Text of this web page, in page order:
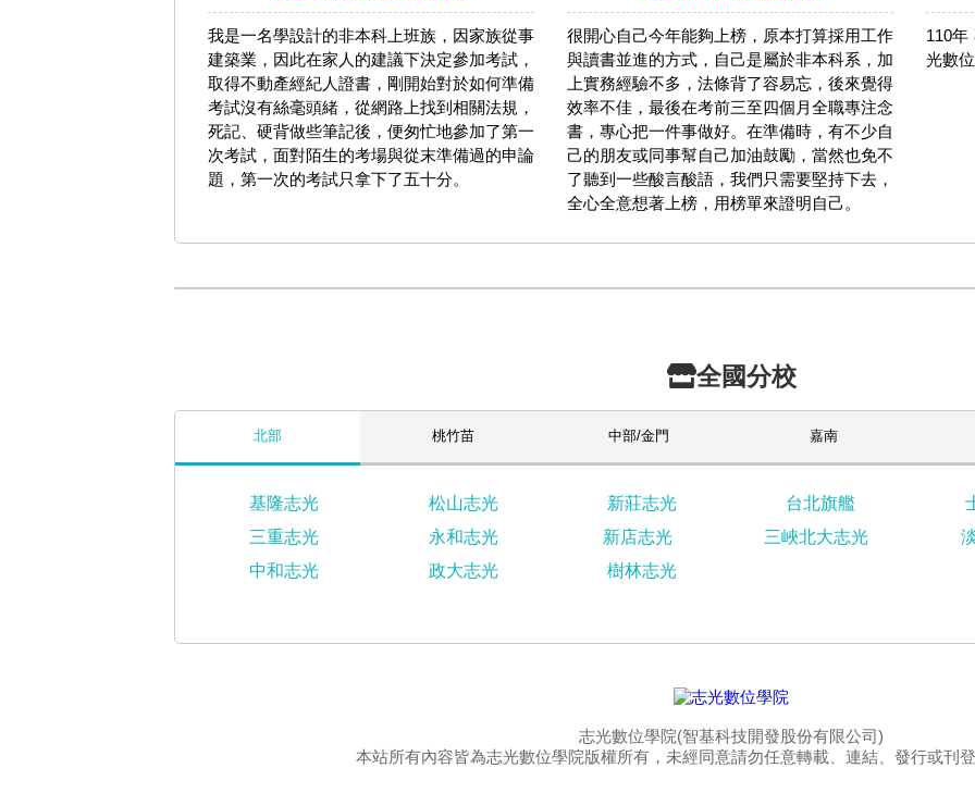
我是一名學設計的非本科上班族，因家族從事
建築業，因此在家人的建議下決定參加考試，
取得不動產經紀人證書，剛開始對於如何準備
考試沒有絲毫頭緒，從網路上找到相關法規，
死記、硬背做些筆記後，便匆忙地參加了第一
次考試，面對陌生的考場與從末準備過的申論
題，第一次的考試只拿下了五十分。
很開心自己今年能夠上榜，原本打算採用工作
與讀書並進的方式，自己是屬於非本科系，加
上實務經驗不多，法條背了容易忘，後來覺得
效率不佳，最後在考前三至四個月全職專注念
書，專心把一件事做好。在準備時，有不少自
己的朋友或同事幫自己加油鼓勵，當然也免不
了聽到一些酸言酸語，我們只需要堅持下去，
全心全意想著上榜，用榜單來證明自己。
110
光數
全國分校
北部 桃竹苗 中部/金門 嘉南
基隆志光 松山志光 新莊志光 台北旗艦
三重志光
永和志光 新店志光 三峽北大志光
中和志光
政大志光 樹林志光
志光數位學院(智基科技開發股份有限公司)
本站所有內容皆為志光數位學院版權所有，未經同意請勿任意轉載、連結、發行或刊